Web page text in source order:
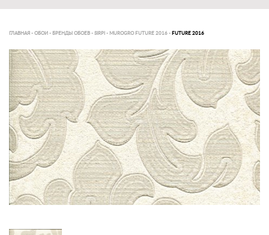
ГЛАВНАЯ - ОБОИ - БРЕНДЫ ОБОЕВ - SIRPI - MUROGRO FUTURE 2016 - FUTURE 2016